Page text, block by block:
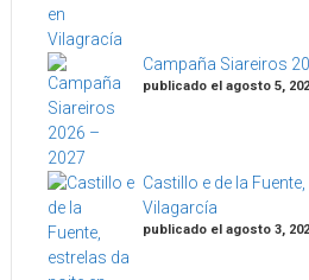
Campaña Siareiros
publicado el agosto 5,
Castillo e de la
Vilagarcía
publicado el agosto 3,